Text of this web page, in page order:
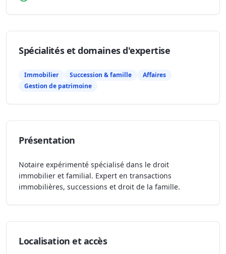
Spécialités et domaines d'expertise
Immobilier Succession & famille
Affaires
Gestion de patrimoine
Présentation
Notaire expérimenté spécialisé dans le droit
immobilier et familial. Expert en transactions
immobilières, successions et droit de la famille.
Localisation et accès